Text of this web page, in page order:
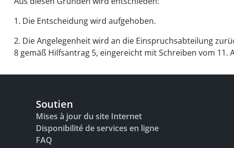
1. Die Entscheidung wird aufgehoben.
2. Die Angelegenheit wird an die Einspruchsabteilung
8 gemäß Hilfsantrag 5, eingereicht mit Schreiben vom
Soutien
Mises à jour du site Internet
Disponibilité de services en ligne
FAQ